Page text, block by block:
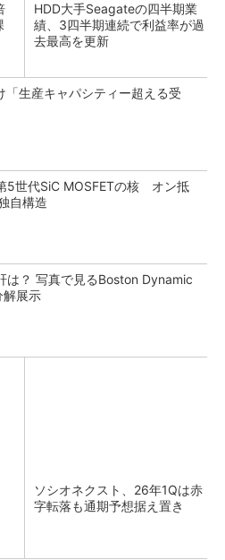
HDD大手Seagateの四半期業
績、3四半期連続で利益率が過
去最高を更新
「生産キャパシティー超える受
5世代SiC MOSFETの核 オン抵
自構造
は？ 写真で見るBoston Dynamic
解展示
ソシオネクスト、26年1Qは赤
字転落も通期予想据え置き